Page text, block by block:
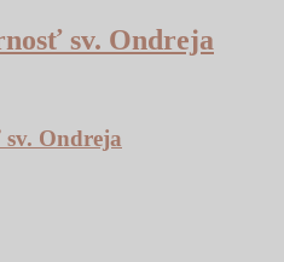
sv. Ondreja
Ondreja